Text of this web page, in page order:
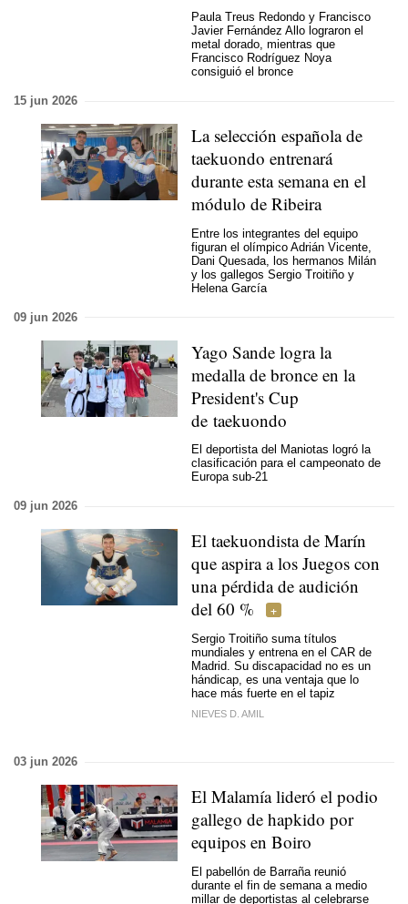
Paula Treus Redondo y Francisco
Javier Fernández Allo lograron el
metal dorado, mientras que
Francisco Rodríguez Noya
consiguió el bronce
15 jun 2026
La selección española de
taekuondo entrenará
durante esta semana en el
módulo de Ribeira
Entre los integrantes del equipo
figuran el olímpico Adrián Vicente,
Dani Quesada, los hermanos Milán
y los gallegos Sergio Troitiño y
Helena García
09 jun 2026
Yago Sande logra la
medalla de bronce en la
President's Cup
de taekuondo
El deportista del Maniotas logró la
clasificación para el campeonato de
Europa sub-21
09 jun 2026
El taekuondista de Marín
que aspira a los Juegos con
una pérdida de audición
del 60 %
Sergio Troitiño suma títulos
mundiales y entrena en el CAR de
Madrid. Su discapacidad no es un
hándicap, es una ventaja que lo
hace más fuerte en el tapiz
NIEVES D. AMIL
03 jun 2026
El Malamía lideró el podio
gallego de hapkido por
equipos en Boiro
El pabellón de Barraña reunió
durante el fin de semana a medio
millar de deportistas al celebrarse